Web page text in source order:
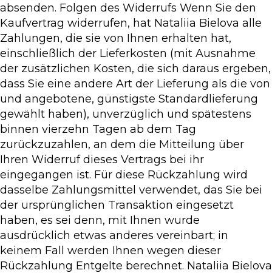
absenden. Folgen des Widerrufs Wenn Sie den
Kaufvertrag widerrufen, hat Nataliia Bielova alle
Zahlungen, die sie von Ihnen erhalten hat,
einschließlich der Lieferkosten (mit Ausnahme
der zusätzlichen Kosten, die sich daraus ergeben,
dass Sie eine andere Art der Lieferung als die von
und angebotene, günstigste Standardlieferung
gewählt haben), unverzüglich und spätestens
binnen vierzehn Tagen ab dem Tag
zurückzuzahlen, an dem die Mitteilung über
Ihren Widerruf dieses Vertrags bei ihr
eingegangen ist. Für diese Rückzahlung wird
dasselbe Zahlungsmittel verwendet, das Sie bei
der ursprünglichen Transaktion eingesetzt
haben, es sei denn, mit Ihnen wurde
ausdrücklich etwas anderes vereinbart; in
keinem Fall werden Ihnen wegen dieser
Rückzahlung Entgelte berechnet. Nataliia Bielova